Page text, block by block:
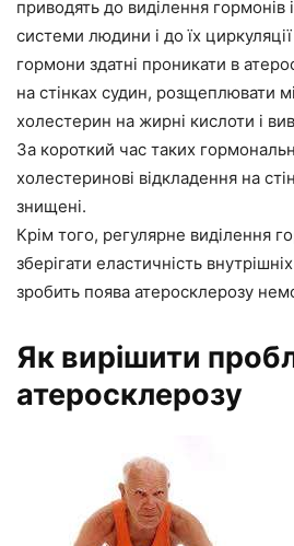
приводять до виділення гормонів
системи людини і до їх
гормони здатні проникати в
на стінках судин, розщеплювати
холестерин на жирні кислоти і
За короткий час таких
холестеринові відкладення на
знищені.
Крім того, регулярне виділення
зберігати еластичність
зробить поява атеросклерозу
Як вирішити
атеросклерозу